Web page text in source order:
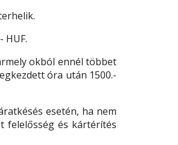
HUF.
okból ennél többet
óra után 1500.-
esetén, ha nem
felelősség és kártérítés